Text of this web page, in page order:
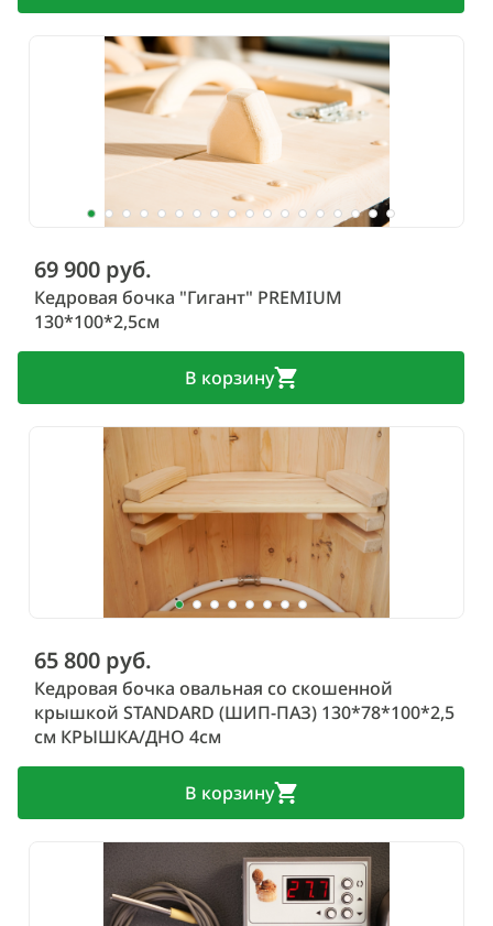
69 900 руб.
Кедровая бочка "Гигант" PREMIUM
130*100*2,5см
В корзину
65 800 руб.
Кедровая бочка овальная со скошенной
крышкой STANDARD (ШИП-ПАЗ) 130*78*100*2,5
см КРЫШКА/ДНО 4см
В корзину